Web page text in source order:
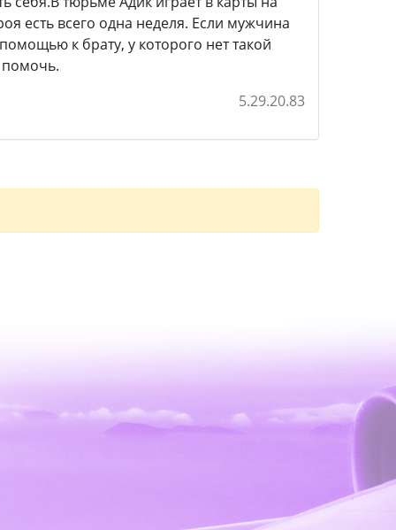
есть всего одна неделя. Если мужчина
к брату, у которого нет такой
помочь.
5.29.20.83